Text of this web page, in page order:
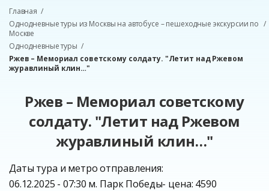
Главная
Однодневные туры из Москвы на автобусе – пешеходные экскурсии по
Москве
Однодневные туры
Ржев – Мемориал советскому солдату. "Летит над Ржевом
журавлиный клин…"
Ржев – Мемориал советскому
солдату. "Летит над Ржевом
журавлиный клин…"
Даты тура и метро отправления:
06.12.2025 - 07:30 м. Парк Победы- цена: 4590